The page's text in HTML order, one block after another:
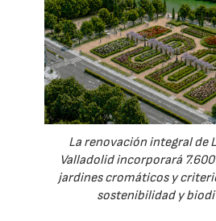
La renovación integral de
Valladolid incorporará
jardines cromáticos y
sostenibilidad y